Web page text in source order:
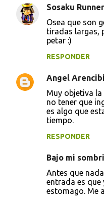
C
t
Sosaku Runner
Osea que son
tiradas largas,
petar :)
RESPONDER
Angel
Muy objetiva
no tener que
es algo que
tiempo.
RESPONDER
Bajo mi
Antes que
entrada es que
estomago. Me